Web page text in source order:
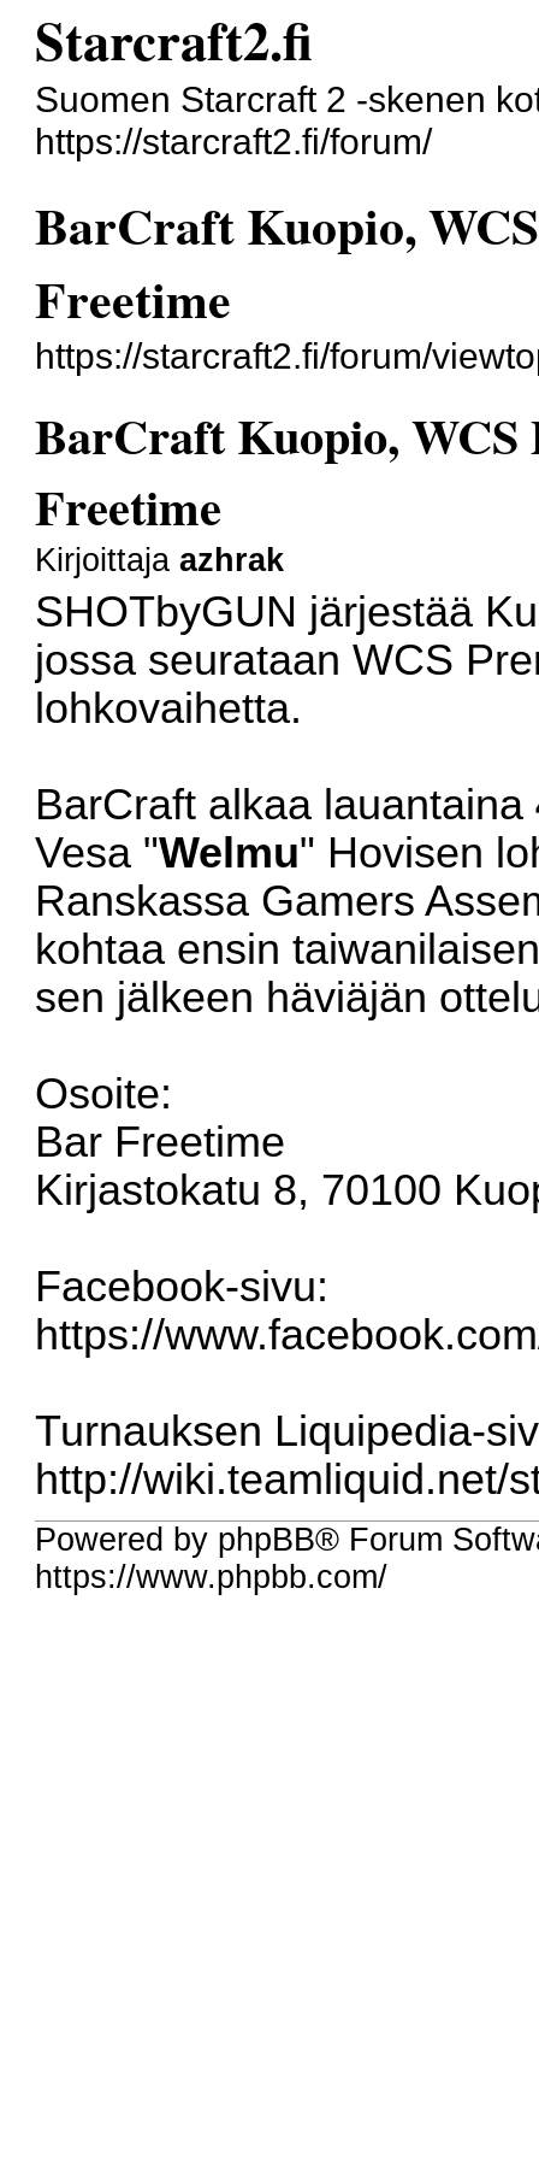
Starcraft2.fi
Suomen Starcraft 2 -skenen
https://starcraft2.fi/forum/
BarCraft Kuopio,
Freetime
https://starcraft2.fi/forum/
BarCraft Kuopio, WCS
Freetime
Kirjoittajaazhrak
SHOTbyGUN järjestää
jossa seurataan WCS
lohkovaihetta.
BarCraft alkaa lauantaina
Vesa "Welmu" Hovisen
Ranskassa Gamers
kohtaa ensin
sen jälkeen häviäjän
Osoite:
Bar Freetime
Kirjastokatu 8, 70100
Facebook-sivu:
https://
Turnauksen Liquipedia-
http://wiki.teamliquid.net/
Powered by phpBB® Forum
https://www.phpbb.com/